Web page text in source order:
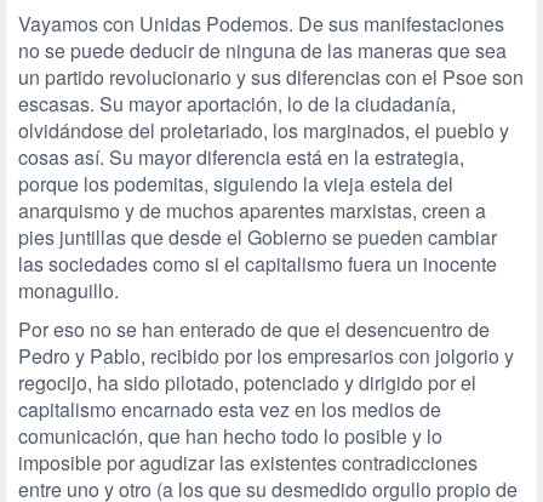
Vayamos con Unidas Podemos. De sus manifestaciones
no se puede deducir de ninguna de las maneras que sea
un partido revolucionario y sus diferencias con el Psoe son
escasas. Su mayor aportación, lo de la ciudadanía,
olvidándose del proletariado, los marginados, el pueblo y
cosas así. Su mayor diferencia está en la estrategia,
porque los podemitas, siguiendo la vieja estela del
anarquismo y de muchos aparentes marxistas, creen a
pies juntillas que desde el Gobierno se pueden cambiar
las sociedades como si el capitalismo fuera un inocente
monaguillo.
Por eso no se han enterado de que el desencuentro de
Pedro y Pablo, recibido por los empresarios con jolgorio y
regocijo, ha sido pilotado, potenciado y dirigido por el
capitalismo encarnado esta vez en los medios de
comunicación, que han hecho todo lo posible y lo
imposible por agudizar las existentes contradicciones
entre uno y otro (a los que su desmedido orgullo propio de